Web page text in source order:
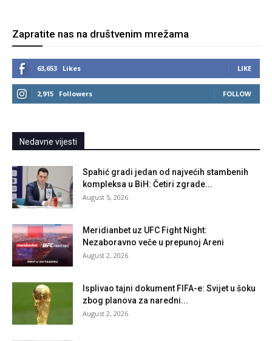
Zapratite nas na društvenim mrežama
63,653 Likes LIKE
2,915 Followers FOLLOW
Nedavne vijesti
Spahić gradi jedan od najvećih stambenih
kompleksa u BiH: Četiri zgrade...
August 5, 2026
Meridianbet uz UFC Fight Night:
Nezaboravno veče u prepunoj Areni
August 2, 2026
Isplivao tajni dokument FIFA-e: Svijet u šoku
zbog planova za naredni...
August 2, 2026